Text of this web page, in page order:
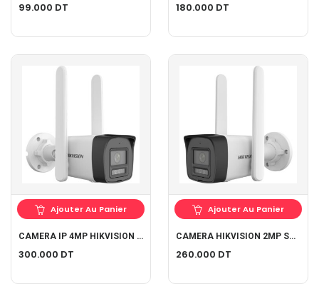
99.000 DT 180.000 DT
Ajouter Au Panier
CAMERA IP 4MP HIKVISION TUBE HYBRIDE 4G
300.000 DT
Ajouter Au Panier
CAMERA HIKVISION 2MP Smart Hybrid Light 4G Fixed Bullet
260.000 DT